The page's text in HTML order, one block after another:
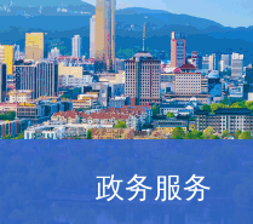
政务服务